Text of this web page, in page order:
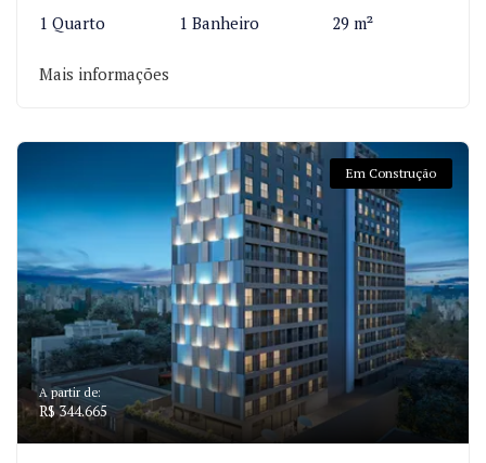
1 Quarto 1 Banheiro 29 m²
Mais informações
Em Construção
A partir de:
R$ 344.665